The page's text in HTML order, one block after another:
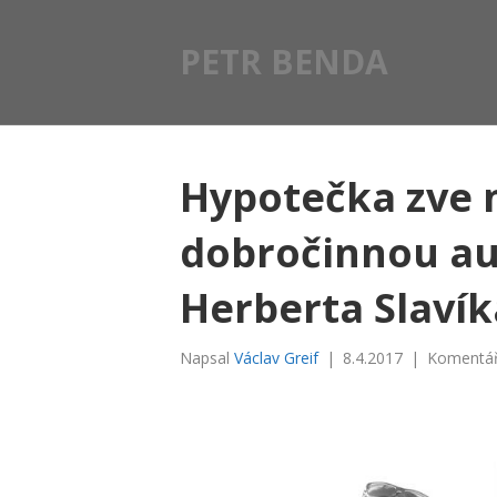
PETR BENDA
Hypotečka zve
dobročinnou
Herberta
Napsal Václav Greif | 8.4.2017 |